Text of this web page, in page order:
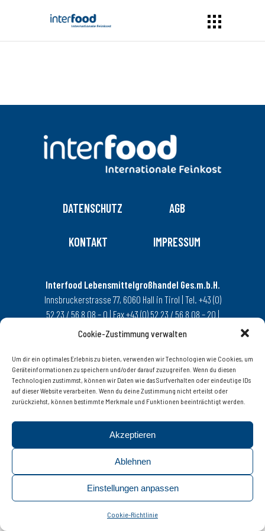
Cookie-Zustimmung verwalten
Um dir ein optimales Erlebnis zu bieten, verwenden wir Technologien wie Cookies, um
Geräteinformationen zu speichern und/oder darauf zuzugreifen. Wenn du diesen
Technologien zustimmst, können wir Daten wie das Surfverhalten oder eindeutige IDs
auf dieser Website verarbeiten. Wenn du deine Zustimmung nicht erteilst oder
zurückziehst, können bestimmte Merkmale und Funktionen beeinträchtigt werden.
Akzeptieren
Ablehnen
Einstellungen anpassen
Cookie-Richtlinie
DATENSCHUTZ AGB
KONTAKT IMPRESSUM
Interfood Lebensmittelgroßhandel Ges.m.b.H.
Innsbruckerstrasse 77, 6060 Hall in Tirol | Tel. +43 (0)
52 23 / 56 8 08 – 0 | Fax +43 (0) 52 23 / 56 8 08 – 20 |
© 2019 interfood